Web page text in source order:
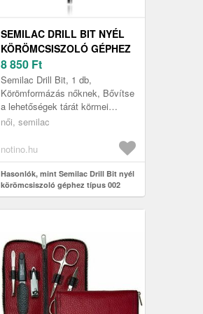
SEMILAC DRILL BIT NYÉL
KÖRÖMCSISZOLÓ GÉPHEZ
TÍPUS 002 CARBINE CONE 1
DB
8 850 Ft
Semilac Drill Bit, 1 db,
Körömformázás nőknek, Bővítse
a lehetőségek tárát körmei
tökéletes formázásához. A kiváló
női, semilac
notino.hu
Hasonlók, mint Semilac Drill Bit nyél
körömcsiszoló géphez típus 002
Carbine Cone 1 db